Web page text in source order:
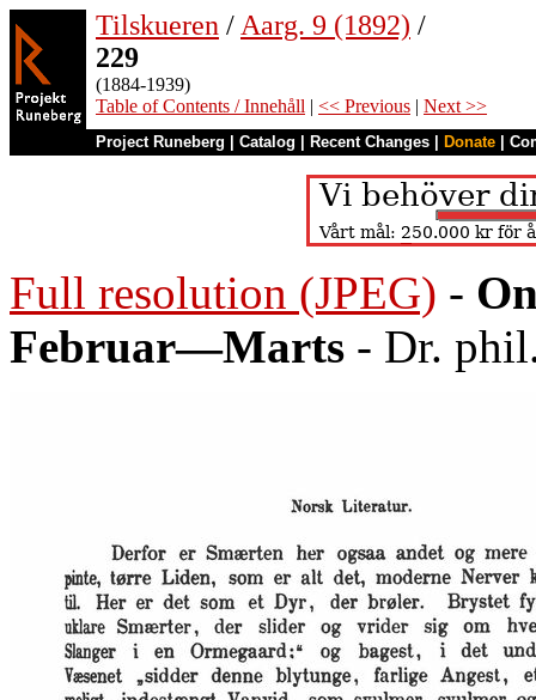
Tilskueren / Aarg. 9 (1892) /
229
(1884-1939)
Table of Contents / Innehåll | << Previous | Next >>
Project Runeberg Catalog Recent Changes Donate
Full resolution (JPEG) -
Februar—Marts - Dr.